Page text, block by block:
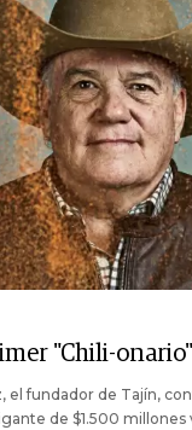
"Chili-
el fundador de Tajín,
de $1.500 millones